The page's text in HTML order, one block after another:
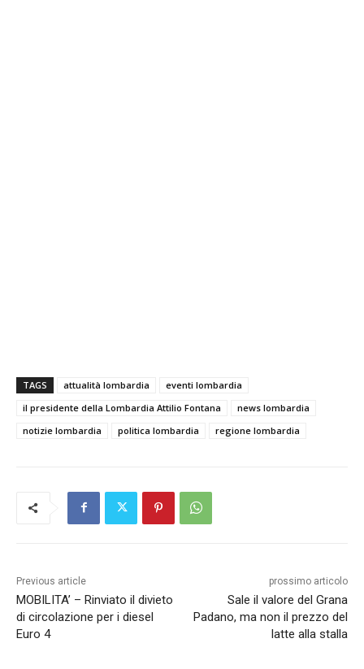
TAGS attualità lombardia
eventi lombardia
il presidente della Lombardia Attilio Fontana
news lombardia
notizie lombardia
politica lombardia regione lombardia
Previous article
MOBILITA’ – Rinviato il divieto
di circolazione per i diesel
Euro 4
prossimo articolo
Sale il valore del Grana
Padano, ma non il prezzo del
latte alla stalla